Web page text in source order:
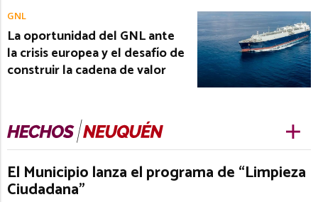
GNL
La oportunidad del GNL ante
la crisis europea y el desafío de
construir la cadena de valor
El Municipio lanza el programa de “Limpieza
Ciudadana”